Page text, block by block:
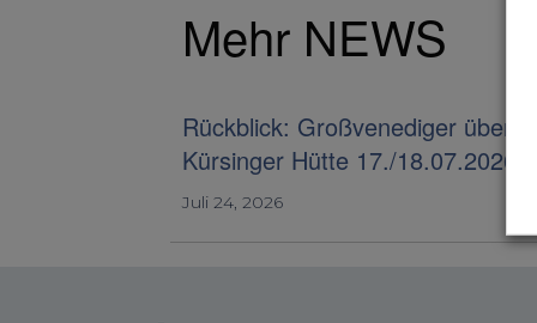
Mehr NEWS
Rückblick: Großvenediger über die
Kürsinger Hütte 17./18.07.2026
Juli 24, 2026